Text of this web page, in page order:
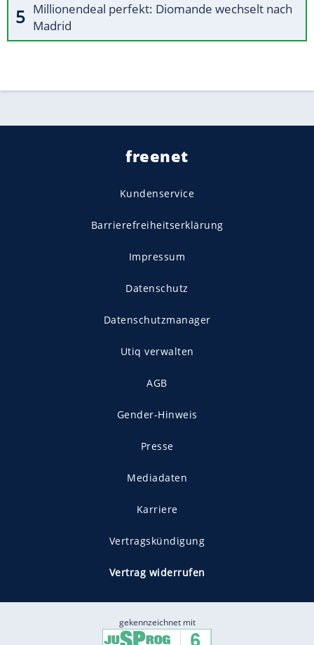
Millionendeal perfekt: Diomande wechselt nach
Madrid
freenet
Kundenservice
Barrierefreiheitserklärung
Impressum
Datenschutz
Datenschutzmanager
Utiq verwalten
AGB
Gender-Hinweis
Presse
Mediadaten
Karriere
Vertragskündigung
Vertrag widerrufen
gekennzeichnet mit